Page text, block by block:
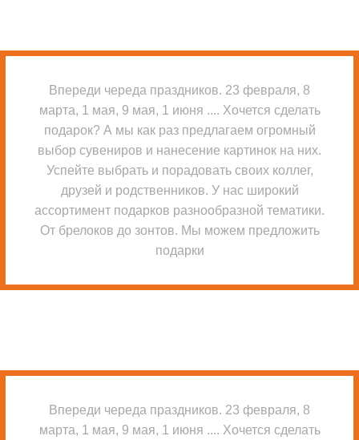
Впереди череда праздников. 23 февраля, 8
марта, 1 мая, 9 мая, 1 июня .... Хочется сделать
подарок? А мы как раз предлагаем огромный
выбор сувениров и нанесение картинок на них.
Успейте выбрать и порадовать своих коллег,
друзей и родственников. У нас широкий
ассортимент подарков разнообразной тематики.
От брелоков до зонтов. Мы можем предложить
подарки
Впереди череда праздников. 23 февраля, 8
марта, 1 мая, 9 мая, 1 июня .... Хочется сделать